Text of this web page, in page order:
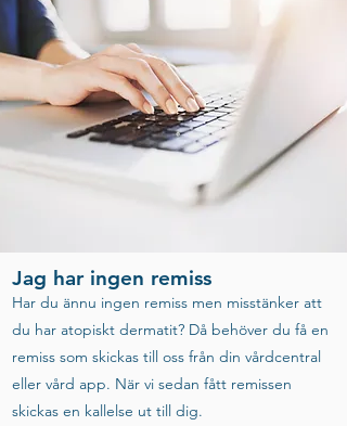
Jag har ingen remiss
Har du ännu ingen remiss men misstänker att
du har atopiskt dermatit? Då behöver du få en
remiss som skickas till oss från din vårdcentral
eller vård app. När vi sedan fått remissen
skickas en kallelse ut till dig.